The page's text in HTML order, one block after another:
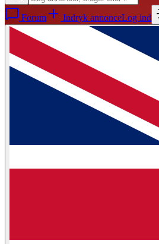
Forum Indryk annonceLog ind